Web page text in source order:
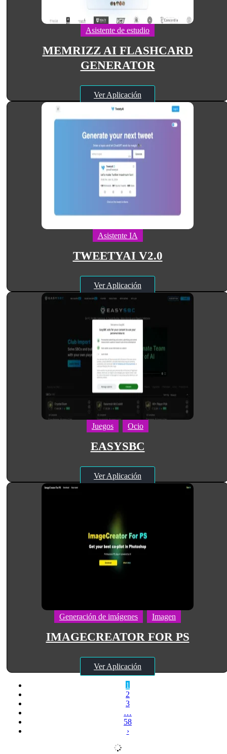
Asistente de estudio
MEMRIZZ AI FLASHCARD
GENERATOR
Ver Aplicación
Asistente IA
TWEETYAI V2.0
Ver Aplicación
Juegos Ocio
EASYSBC
Ver Aplicación
Generación de imágenes Imagen
IMAGECREATOR FOR PS
Ver Aplicación
1
2
3
…
58
›